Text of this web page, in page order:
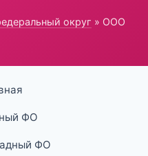
округ » ООО
ФО
ФО